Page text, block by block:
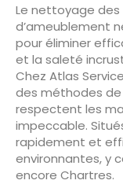
Le nettoyage
d’ameublement
pour éliminer
et la saleté
Chez Atlas
des méthodes
respectent les
impeccable.
rapidement et
environnantes, y
encore Chartres.